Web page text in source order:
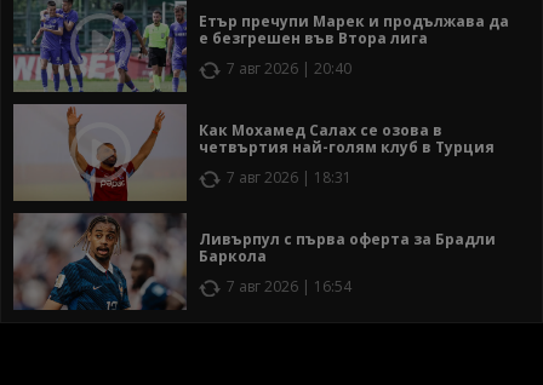
Етър пречупи Марек и продължава да
е безгрешен във Втора лига
7 авг 2026 | 20:40
Как Мохамед Салах се озова в
четвъртия най-голям клуб в Турция
7 авг 2026 | 18:31
Ливърпул с първа оферта за Брадли
Баркола
7 авг 2026 | 16:54